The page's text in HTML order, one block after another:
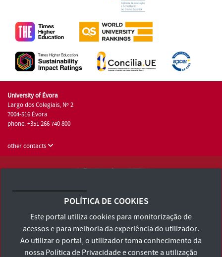
University of Évora
Largo dos Colegiais, Nº 2
7004-516 Évora
phone: +351 266 740 800
other contacts
Terms and Conditions and Privacy Policy
Accessibility Statement
POLÍTICA DE COOKIES
Este portal utiliza cookies para monitorização de
acessos e para melhoria da experiência do utilizador.
Ao utilizar o portal, o utilizador toma conhecimento da
nossa Política de Privacidadee consente a utilização